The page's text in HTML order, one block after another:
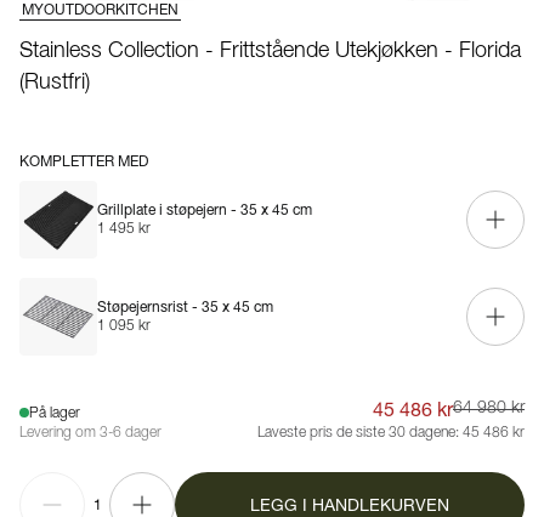
MYOUTDOORKITCHEN
Stainless Collection - Frittstående Utekjøkken - Florida
(Rustfri)
KOMPLETTER MED
Grillplate i støpejern - 35 x 45 cm
1 495 kr
Støpejernsrist - 35 x 45 cm
1 095 kr
På lager
Levering om 3-6 dager
45 486 kr64 980 kr
Laveste pris de siste 30 dagene: 45 486 kr
1 LEGG I HANDLEKURVEN